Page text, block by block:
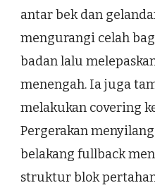
antar bek dan
mengurangi celah
badan lalu
menengah. Ia juga
melakukan covering
Pergerakan
belakang fullback
struktur blok